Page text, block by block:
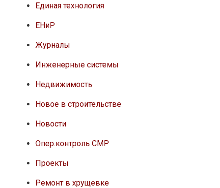
Единая технология
ЕНиР
Журналы
Инженерные системы
Недвижимость
Новое в строительстве
Новости
Опер.контроль СМР
Проекты
Ремонт в хрущевке